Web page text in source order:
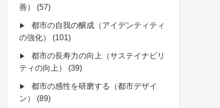
善） (57)
都市の自我の醸成（アイデンティティ
の強化） (101)
都市の長寿力の向上（サステイナビリ
ティの向上） (39)
都市の感性を研磨する（都市デザイ
ン） (89)